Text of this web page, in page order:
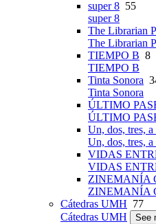
super 8 55
super 8
The Librarian
The Librarian
TIEMPO B 8
TIEMPO B
Tinta Sonora
Tinta Sonora
ÚLTIMO
ÚLTIMO
Un, dos, tres, a
Un, dos, tres, a
VIDAS
VIDAS
ZINEMANÍA
ZINEMANÍA
Cátedras UMH 77
Cátedras UMH
See